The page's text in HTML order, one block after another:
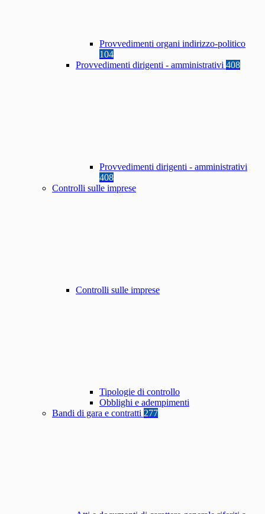
Provvedimenti organi indirizzo-politico
104
Provvedimenti dirigenti - amministrativi 408
Provvedimenti dirigenti - amministrativi
408
Controlli sulle imprese
Controlli sulle imprese
Tipologie di controllo
Obblighi e adempimenti
Bandi di gara e contratti 277